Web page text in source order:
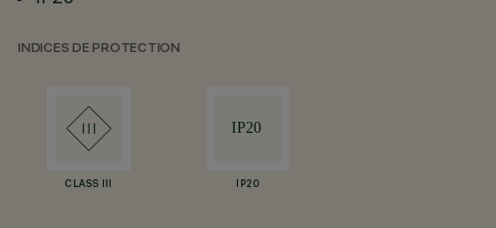
INDICES DE PROTECTION
CLASS III IP20